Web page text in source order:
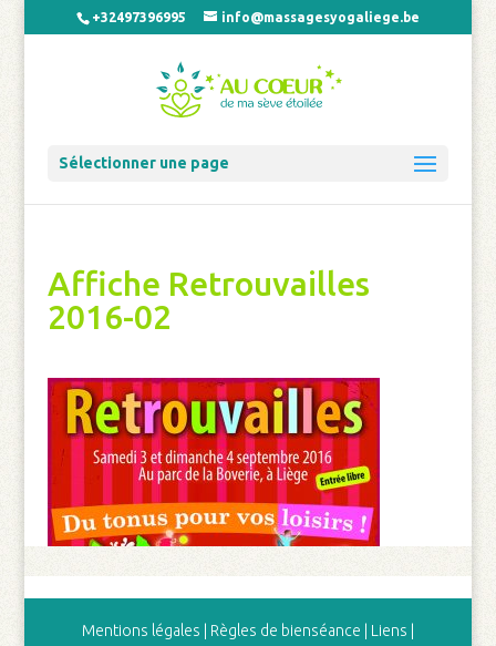
+32497396995 info@massagesyogaliege.be
Sélectionner une page
Affiche Retrouvailles
2016-02
Mentions légales Règles de bienséance Liens